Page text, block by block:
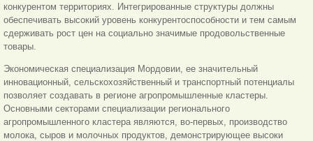
конкурентом территориях. Интегрированные структуры должны
обеспечивать высокий уровень конкурентоспособности и тем самым
сдерживать рост цен на социально значимые продовольственные
товары.
Экономическая специализация Мордовии, ее значительный
инновационный, сельскохозяйственный и транспортный потенциалы
позволяет создавать в регионе агропромышленные кластеры.
Основными секторами специализации регионального
агропромышленного кластера являются, во-первых, производство
молока, сыров и молочных продуктов, демонстрирующее высоки